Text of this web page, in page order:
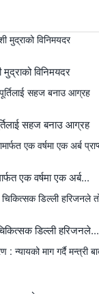
विनिमयदर
सहज बनाउ आग्रह
एक वर्षमा एक अर्ब...
डिल्ली हरिजनले...